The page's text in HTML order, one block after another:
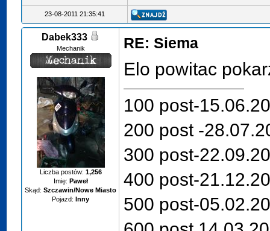
23-08-2011 21:35:41
Dabek333
Mechanik
Liczba postów: 1,256
Imię: Paweł
Skąd: Szczawin/Nowe Miasto
Pojazd: Inny
RE: Siema
Elo powitac
100 post-
200 post -
300 post-
400 post-
500 post-